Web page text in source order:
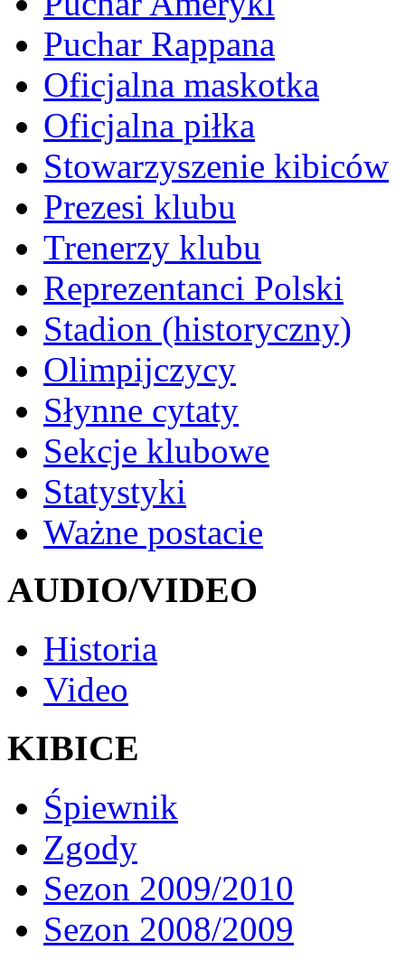
Puchar Rappana
Oficjalna maskotka
Oficjalna piłka
Stowarzyszenie kibiców
Prezesi klubu
Trenerzy klubu
Reprezentanci Polski
Stadion (historyczny)
Olimpijczycy
Słynne cytaty
Sekcje klubowe
Statystyki
Ważne postacie
AUDIO/VIDEO
Historia
Video
KIBICE
Śpiewnik
Zgody
Sezon 2009/2010
Sezon 2008/2009